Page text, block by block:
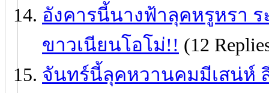
อังคารนี้นางฟ้าลุคหรูหรา ร
ขาวเนียนโอโม่!! (12
จันทร์นี้ลุคหวานคมมีเสน่ห์